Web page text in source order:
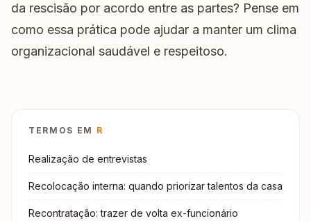
da rescisão por acordo entre as partes? Pense em
como essa prática pode ajudar a manter um clima
organizacional saudável e respeitoso.
TERMOS EM R
Realização de entrevistas
Recolocação interna: quando priorizar talentos da casa
Recontratação: trazer de volta ex-funcionário